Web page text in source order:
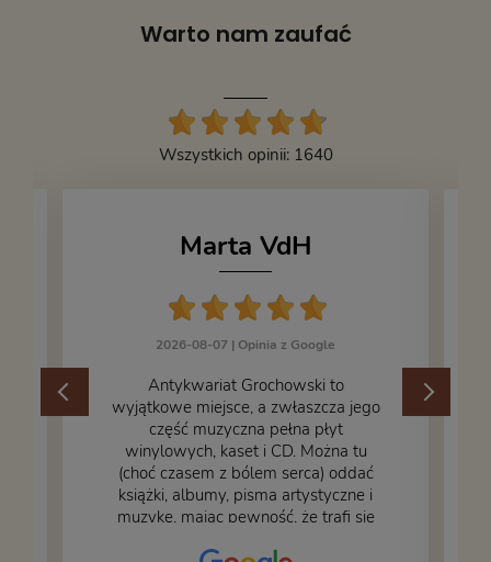
190
Warto nam zaufać
Wszystkich opinii: 1640
Marta VdH
2026-08-07 | Opinia z Google
​Antykwariat Grochowski to
wyjątkowe miejsce, a zwłaszcza jego
część muzyczna pełna płyt
winylowych, kaset i CD. Można tu
(choć czasem z bólem serca) oddać
książki, albumy, pisma artystyczne i
muzykę, mając pewność, że trafi się